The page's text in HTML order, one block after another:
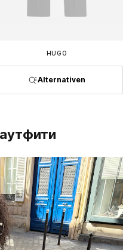
HUGO
Alternativen